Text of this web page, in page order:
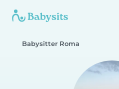
Babysitter Roma